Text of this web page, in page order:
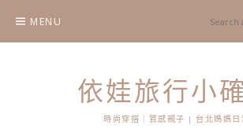
content
MENU
依娃旅行小
時尚穿搭｜質感親子 | 台北媽媽日